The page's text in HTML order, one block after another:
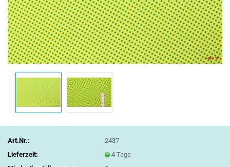
Art.Nr.:
2437
Lieferzeit:
4 Tage